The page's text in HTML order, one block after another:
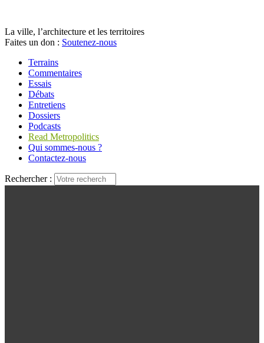
La ville, l’architecture et les territoires
Faites un don : Soutenez-nous
Terrains
Commentaires
Essais
Débats
Entretiens
Dossiers
Podcasts
Read Metropolitics
Qui sommes-nous ?
Contactez-nous
Rechercher :